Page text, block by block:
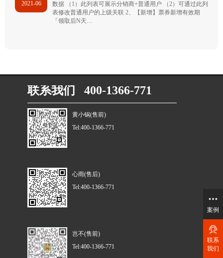
2021-06
数据 （1）此列表可展示分销商+普通用户 （2）可通过此列
表修改普通用户的上级关联 2、【新增】票券新增有效期
「领取后N天…
联系我们 400-1366-771
黄小锅(售前)
Tel:400-1366-771
心雨(售后)
Tel:400-1366-771
岂不(售前)
Tel:400-1366-771
案例
联系
我们